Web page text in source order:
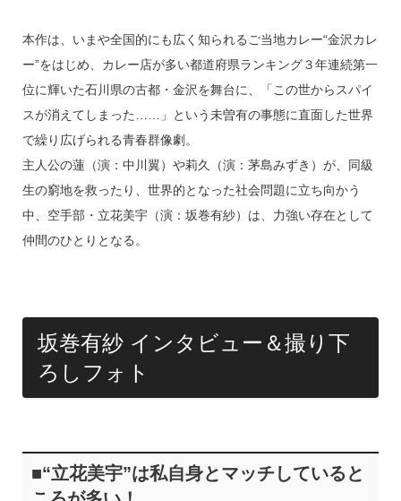
o
k
本作は、いまや全国的にも広く知られるご当地カレー“金沢カレ
ー”をはじめ、カレー店が多い都道府県ランキング３年連続第一
位に輝いた石川県の古都・金沢を舞台に、「この世からスパイ
スが消えてしまった……」という未曽有の事態に直面した世界
で繰り広げられる青春群像劇。
主人公の蓮（演：中川翼）や莉久（演：茅島みずき）が、同級
生の窮地を救ったり、世界的となった社会問題に立ち向かう
中、空手部・立花美宇（演：坂巻有紗）は、力強い存在として
仲間のひとりとなる。
坂巻有紗 インタビュー＆撮り下
ろしフォト
■“立花美宇”は私自身とマッチしていると